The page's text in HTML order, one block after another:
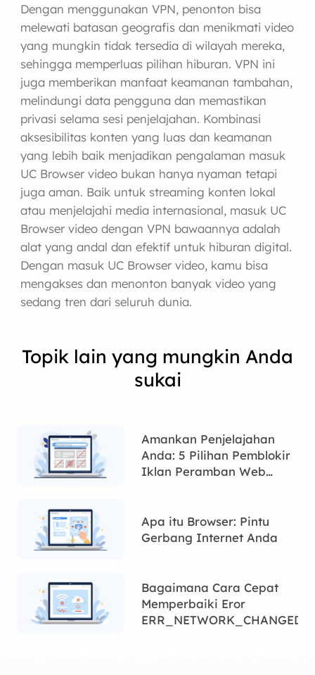
Dengan menggunakan VPN, penonton bisa
melewati batasan geografis dan menikmati video
yang mungkin tidak tersedia di wilayah mereka,
sehingga memperluas pilihan hiburan. VPN ini
juga memberikan manfaat keamanan tambahan,
melindungi data pengguna dan memastikan
privasi selama sesi penjelajahan. Kombinasi
aksesibilitas konten yang luas dan keamanan
yang lebih baik menjadikan pengalaman masuk
UC Browser video bukan hanya nyaman tetapi
juga aman. Baik untuk streaming konten lokal
atau menjelajahi media internasional, masuk UC
Browser video dengan VPN bawaannya adalah
alat yang andal dan efektif untuk hiburan digital.
Dengan masuk UC Browser video, kamu bisa
mengakses dan menonton banyak video yang
sedang tren dari seluruh dunia.
Topik lain yang mungkin Anda
sukai
Amankan Penjelajahan
Anda: 5 Pilihan Pemblokir
Iklan Peramban Web
Apa itu Browser: Pintu
Gerbang Internet Anda
Bagaimana Cara Cepat
Memperbaiki Eror
ERR_NETWORK_CHANGED?